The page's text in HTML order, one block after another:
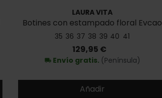
LAURA VITA
Botines con estampado floral Evcao
01
35 36 37 38 39 40 41
Precio
129,95 €
local_shipping Envío gratis. (Península)
Añadir